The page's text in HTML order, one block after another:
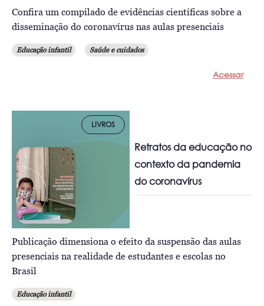
Confira um compilado de evidências científicas sobre a
disseminação do coronavírus nas aulas presenciais
Educação infantil Saúde e cuidados
Acessar
LIVROS
Retratos da educação no
contexto da pandemia
do coronavírus
Publicação dimensiona o efeito da suspensão das aulas
presenciais na realidade de estudantes e escolas no
Brasil
Educação infantil